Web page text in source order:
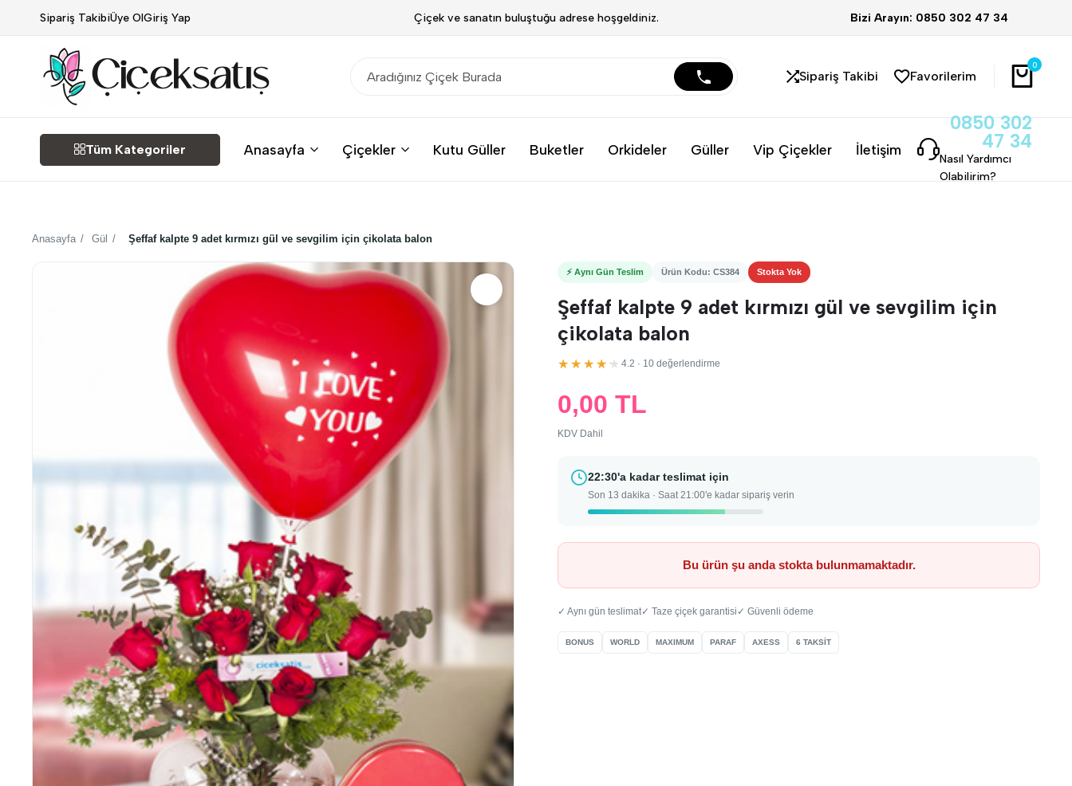
Sipariş TakibiÜye OlGiriş Yap Çiçek ve sanatın buluştuğu adrese hoşgeldiniz. Bizi Arayın: 0850 302 47 34
Çiçek
Satış
Sipariş Takibi Favorilerim
0
Tüm Kategoriler Anasayfa Çiçekler Kutu Güller Buketler Orkideler Güller Vip Çiçekler İletişim
0850 302
47 34
Nasıl Yardımcı
Olabilirim?
Anasayfa / Gül / Şeffaf kalpte 9 adet kırmızı gül ve sevgilim için çikolata balon
⚡ Aynı Gün Teslim Ürün Kodu: CS384 Stokta Yok
Şeffaf kalpte 9 adet kırmızı gül ve sevgilim için
çikolata balon
★★★★★ 4.2 · 10 değerlendirme
0,00 TL
KDV Dahil
22:30'a kadar teslimat için
Son 13 dakika · Saat 21:00'e kadar sipariş verin
Bu ürün şu anda stokta bulunmamaktadır.
✓ Aynı gün teslimat✓ Taze çiçek garantisi ✓ Güvenli ödeme
BONUS WORLD MAXIMUM PARAF AXESS 6 TAKSİT